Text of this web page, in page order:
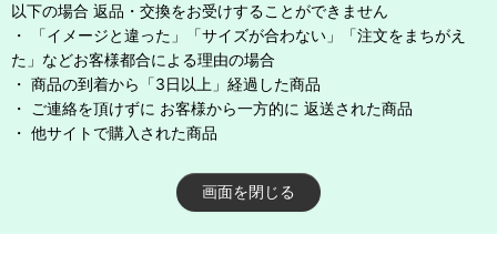
以下の場合 返品・交換をお受けすることができません
・ 「イメージと違った」「サイズが合わない」「注文をまちがえ
た」などお客様都合による理由の場合
・ 商品の到着から「3日以上」経過した商品
・ ご連絡を頂けずに お客様から一方的に 返送された商品
・ 他サイトで購入された商品
画面を閉じる